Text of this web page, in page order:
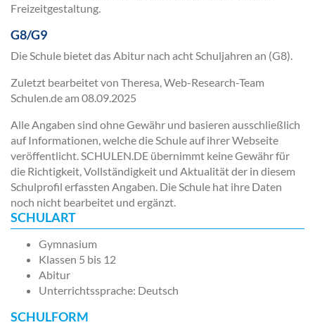
Freizeitgestaltung.
G8/G9
Die Schule bietet das Abitur nach acht Schuljahren an (G8).
Zuletzt bearbeitet von Theresa, Web-Research-Team
Schulen.de am 08.09.2025
Alle Angaben sind ohne Gewähr und basieren ausschließlich
auf Informationen, welche die Schule auf ihrer Webseite
veröffentlicht. SCHULEN.DE übernimmt keine Gewähr für
die Richtigkeit, Vollständigkeit und Aktualität der in diesem
Schulprofil erfassten Angaben. Die Schule hat ihre Daten
noch nicht bearbeitet und ergänzt.
SCHULART
Gymnasium
Klassen 5 bis 12
Abitur
Unterrichtssprache: Deutsch
SCHULFORM